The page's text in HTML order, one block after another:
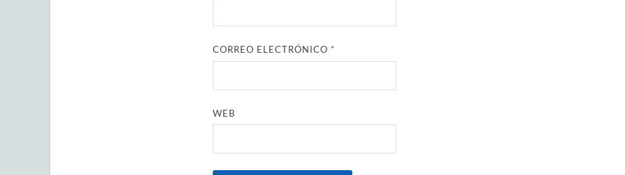
CORREO ELECTRÓNICO *
WEB